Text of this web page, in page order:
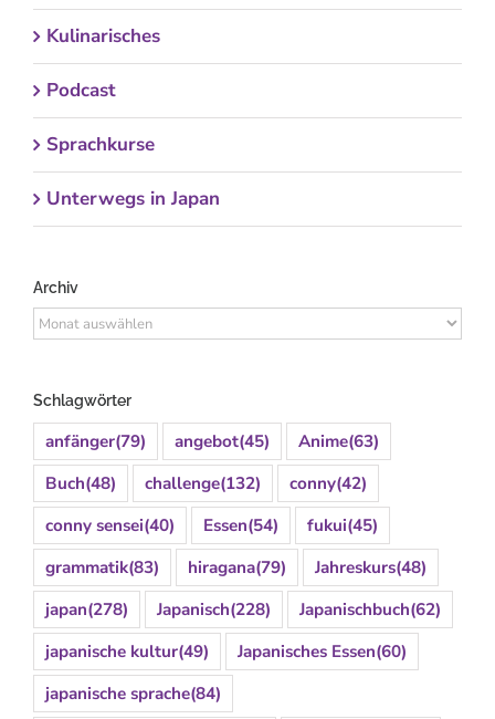
Kulinarisches
Podcast
Sprachkurse
Unterwegs in Japan
Archiv
Archiv
Schlagwörter
anfänger(79) angebot(45) Anime(63)
Buch(48) challenge(132) conny(42)
conny sensei(40) Essen(54) fukui(45)
grammatik(83) hiragana(79) Jahreskurs(48)
japan(278) Japanisch(228) Japanischbuch(62)
japanische kultur(49) Japanisches Essen(60)
japanische sprache(84)